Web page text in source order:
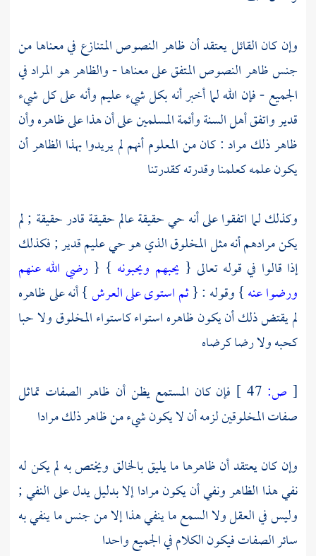
وإن كان القائل يعتقد أن ظاهر النصوص المتنازع في معناها من
جنس ظاهر النصوص المتفق على معناها - والظاهر هو المراد في
الجميع - فإن الله لما أخبر أنه بكل شيء عليم وأنه على كل شيء
قدير واتفقأهل السنةوأئمة المسلمين على أن هذا على ظاهره وأن
ظاهر ذلك مراد : كان من المعلوم أنهم لم يريدوا بهذا الظاهر أن
يكون علمه كعلمنا وقدرته كقدرتنا
وكذلك لما اتفقوا على أنه حي حقيقة عالم حقيقة قادر حقيقة ; لم
يكن مرادهم أنه مثل المخلوق الذي هو حي عليم قدير ; فكذلك
إذا قالوا في قوله تعالى { يحبهم ويحبونه } {رضي الله عنهم
ورضوا عنه} وقوله : {ثم استوى على العرش} أنه على ظاهره
لم يقتض ذلك أن يكون ظاهره استواء كاستواء المخلوق ولا حبا
كحبه ولا رضا كرضاه
[ ص:
فإن كان المستمع يظن أن ظاهر الصفات تماثل
صفات المخلوقين لزمه أن لا يكون شيء من ظاهر ذلك مرادا
وإن كان يعتقد أن ظاهرها ما يليق بالخالق ويختص به لم يكن له
نفي هذا الظاهر ونفي أن يكون مرادا إلا بدليل يدل على النفي ;
وليس في العقل ولا السمع ما ينفي هذا إلا من جنس ما ينفي به
سائر الصفات فيكون الكلام في الجميع واحدا